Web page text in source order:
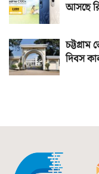
আসছে
চট্টগ্রাম
দিবস